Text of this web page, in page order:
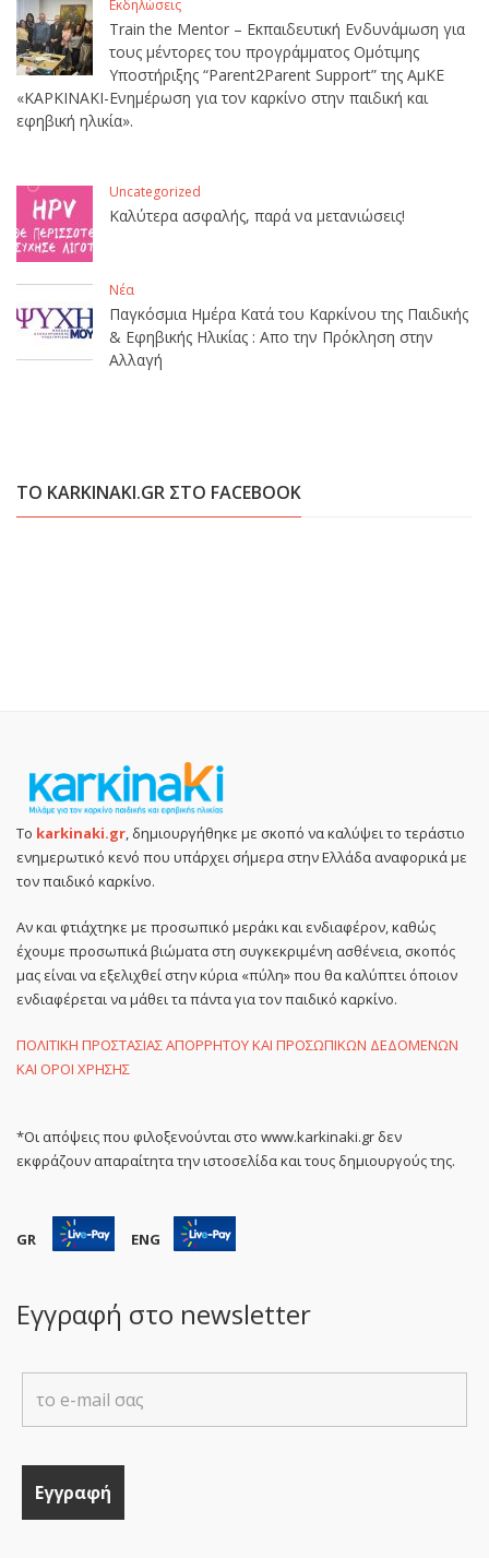
Εκδηλώσεις
Train the Mentor – Εκπαιδευτική Ενδυνάμωση για
τους μέντορες του προγράμματος Ομότιμης
Υποστήριξης “Parent2Parent Support” της ΑμΚΕ
«ΚΑΡΚΙΝΑΚΙ-Ενημέρωση για τον καρκίνο στην παιδική και
εφηβική ηλικία».
Uncategorized
Καλύτερα ασφαλής, παρά να μετανιώσεις!
Νέα
Παγκόσμια Ημέρα Κατά του Καρκίνου της Παιδικής
& Εφηβικής Ηλικίας : Απο την Πρόκληση στην
Αλλαγή
ΤΟ KARKINAKI.GR ΣΤΟ FACEBOOK
Το karkinaki.gr, δημιουργήθηκε με σκοπό να καλύψει το τεράστιο
ενημερωτικό κενό που υπάρχει σήμερα στην Ελλάδα αναφορικά με
τον παιδικό καρκίνο.
Αν και φτιάχτηκε με προσωπικό μεράκι και ενδιαφέρον, καθώς
έχουμε προσωπικά βιώματα στη συγκεκριμένη ασθένεια, σκοπός
μας είναι να εξελιχθεί στην κύρια «πύλη» που θα καλύπτει όποιον
ενδιαφέρεται να μάθει τα πάντα για τον παιδικό καρκίνο.
ΠΟΛΙΤΙΚΗ ΠΡΟΣΤΑΣΙΑΣ ΑΠΟΡΡΗΤΟΥ ΚΑΙ ΠΡΟΣΩΠΙΚΩΝ ΔΕΔΟΜΕΝΩΝ
ΚΑΙ ΟΡΟΙ ΧΡΗΣΗΣ
*Οι απόψεις που φιλοξενούνται στο www.karkinaki.gr δεν
εκφράζουν απαραίτητα την ιστοσελίδα και τους δημιουργούς της.
GR ENG
Εγγραφή στο newsletter